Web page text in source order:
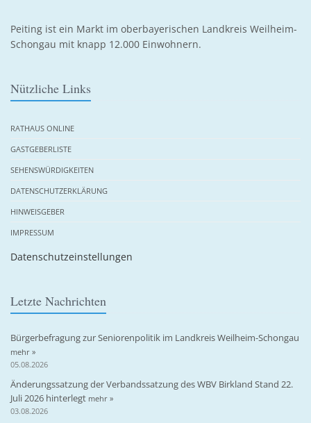
Peiting ist ein Markt im oberbayerischen Landkreis Weilheim-
Schongau mit knapp 12.000 Einwohnern.
Nützliche Links
RATHAUS ONLINE
GASTGEBERLISTE
SEHENSWÜRDIGKEITEN
DATENSCHUTZERKLÄRUNG
HINWEISGEBER
IMPRESSUM
Datenschutzeinstellungen
Letzte Nachrichten
Bürgerbefragung zur Seniorenpolitik im Landkreis Weilheim-Schongau
mehr »
05.08.2026
Änderungssatzung der Verbandssatzung des WBV Birkland Stand 22.
Juli 2026 hinterlegt mehr »
03.08.2026